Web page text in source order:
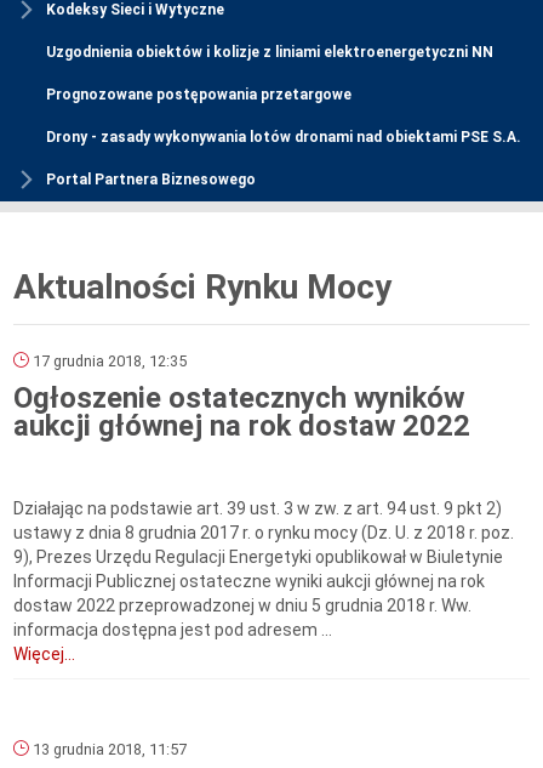
Kodeksy Sieci i Wytyczne
Uzgodnienia obiektów i kolizje z liniami elektroenergetyczni NN
Prognozowane postępowania przetargowe
Drony - zasady wykonywania lotów dronami nad obiektami PSE S.A.
Portal Partnera Biznesowego
Aktualności Rynku Mocy
17 grudnia 2018, 12:35
Ogłoszenie ostatecznych wyników
aukcji głównej na rok dostaw 2022
Działając na podstawie art. 39 ust. 3 w zw. z art. 94 ust. 9 pkt 2)
ustawy z dnia 8 grudnia 2017 r. o rynku mocy (Dz. U. z 2018 r. poz.
9), Prezes Urzędu Regulacji Energetyki opublikował w Biuletynie
Informacji Publicznej ostateczne wyniki aukcji głównej na rok
dostaw 2022 przeprowadzonej w dniu 5 grudnia 2018 r. Ww.
informacja dostępna jest pod adresem ...
Więcej...
13 grudnia 2018, 11:57